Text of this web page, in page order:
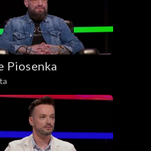
Piosenka